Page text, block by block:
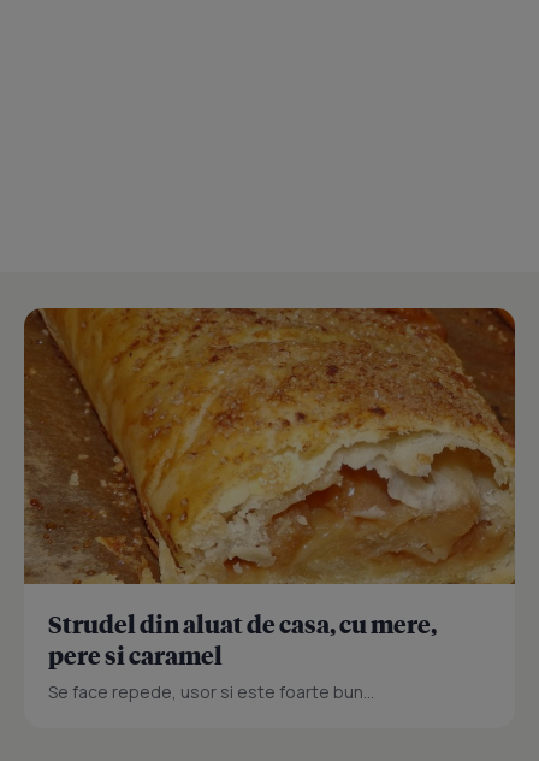
Strudel din aluat de casa, cu mere,
pere si caramel
Se face repede, usor si este foarte bun...